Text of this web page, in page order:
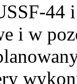
44
i w